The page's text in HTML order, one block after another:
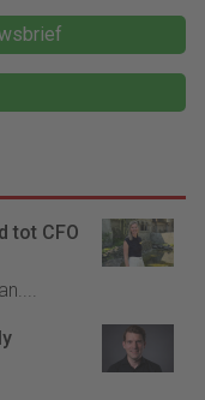
tot CFO